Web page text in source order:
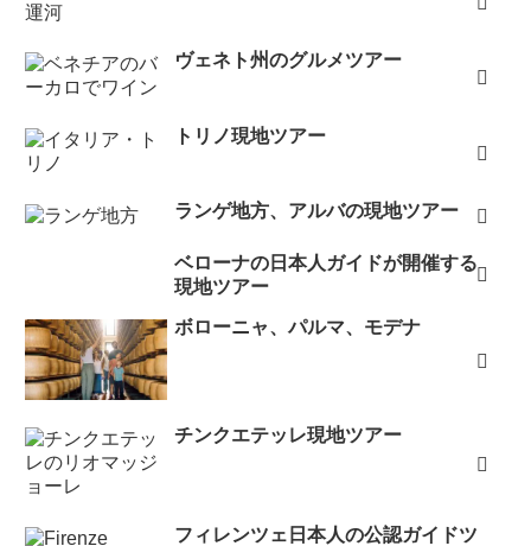
ヴェネト州のグルメツアー
トリノ現地ツアー
ランゲ地方、アルバの現地ツアー
ベローナの日本人ガイドが開催する
現地ツアー
ボローニャ、パルマ、モデナ
チンクエテッレ現地ツアー
フィレンツェ日本人の公認ガイドツ